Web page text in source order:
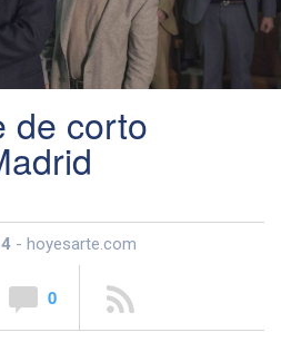
de corto
- hoyesarte.com
0